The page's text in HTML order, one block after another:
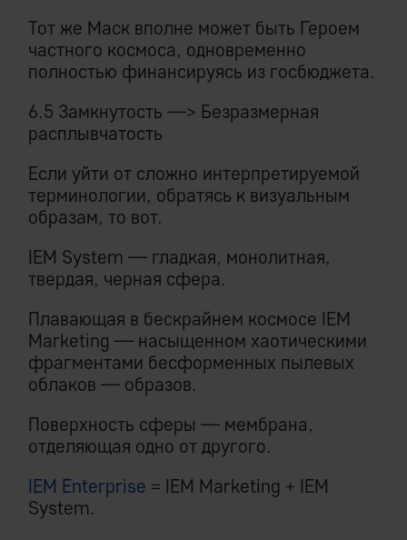
Тот же Маск вполне может быть Героем
частного космоса, одновременно
полностью финансируясь из госбюджета.
6.5 Замкнутость —> Безразмерная
расплывчатость
Если уйти от сложно интерпретируемой
терминологии, обратясь к визуальным
образам, то вот.
IEM System — гладкая, монолитная,
твердая, черная сфера.
Плавающая в бескрайнем космосе IEM
Marketing — насыщенном хаотическими
фрагментами бесформенных пылевых
облаков — образов.
Поверхность сферы — мембрана,
отделяющая одно от другого.
IEM Enterprise = IEM Marketing + IEM
System.